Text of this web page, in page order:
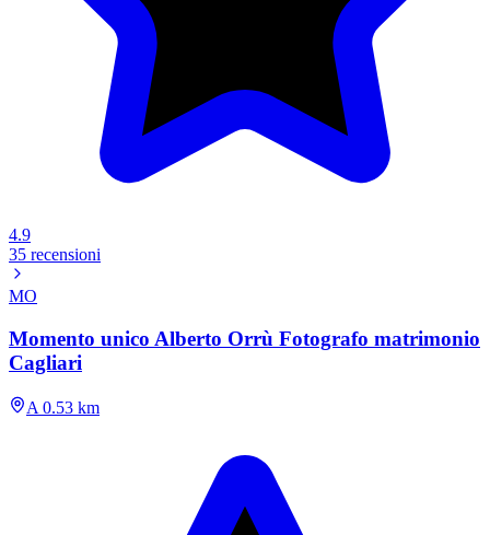
4.9
35 recensioni
MO
Momento unico Alberto Orrù Fotografo matrimonio
Cagliari
A 0.53 km